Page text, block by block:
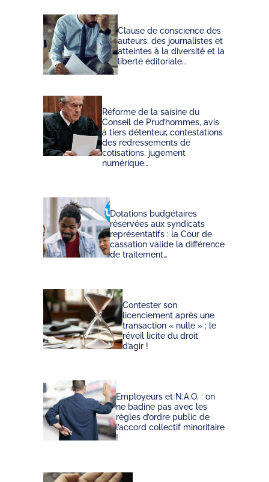
Clause de conscience des
auteurs, des journalistes et
atteintes à la diversité et la
liberté éditoriale…
Réforme de la saisine du
Conseil de Prud’hommes, avis
à tiers détenteur, contestations
des redressements de
cotisations, jugement
numérique…
Dotations budgétaires
réservées aux syndicats
représentatifs : la Cour de
cassation valide la différence
de traitement…
Contester son
licenciement après une
transaction « nulle » : le
réveil licite du droit
d’agir !
Employeurs et N.A.O. : on
ne badine pas avec les
règles d’ordre public de
l’accord collectif minoritaire
!